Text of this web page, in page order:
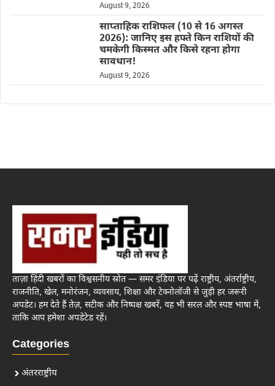
August 9, 2026
साप्ताहिक राशिफल (10 से 16 अगस्त
2026): जानिए इस हफ्ते किन राशियों की
चमकेगी किस्मत और किसे रहना होगा
सावधान!
August 9, 2026
ताज़ा हिंदी खबरों का विश्वसनीय स्रोत — समर इंडिया पर पढ़ें राष्ट्रीय, अंतर्राष्ट्रीय,
राजनीति, खेल, मनोरंजन, व्यवसाय, शिक्षा और टेक्नोलॉजी से जुड़ी हर जरूरी
अपडेट। हम देते हैं तेज़, सटीक और निष्पक्ष खबरें, वह भी सरल और स्पष्ट भाषा में,
ताकि आप हमेशा अपडेटेड रहें।
Categories
अंतरराष्ट्रीय